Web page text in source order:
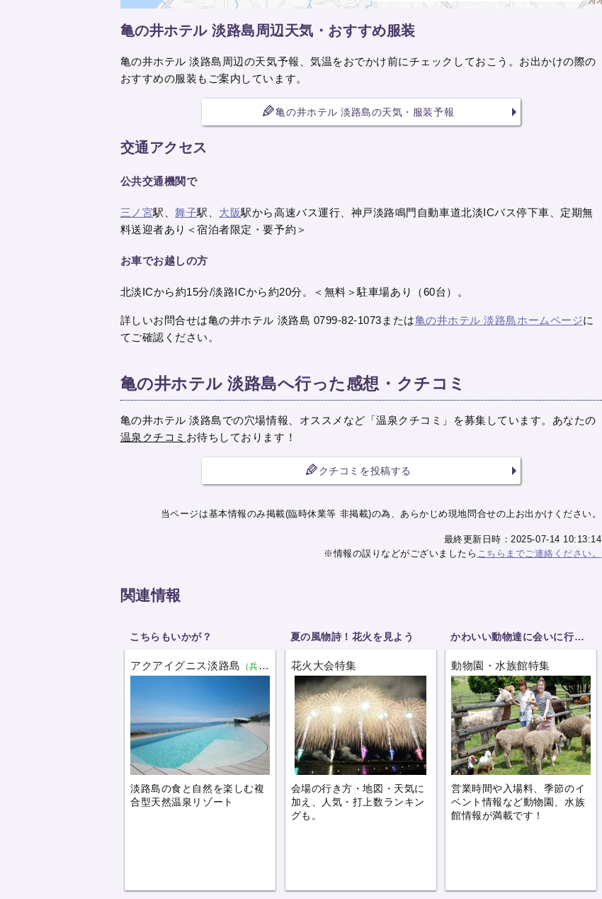
亀の井ホテル 淡路島周辺天気・おすすめ服装
亀の井ホテル 淡路島周辺の天気予報、気温をおでかけ前にチェックしておこう。お出かけの際の
おすすめの服装もご案内しています。
亀の井ホテル 淡路島の天気・服装予報
交通アクセス
公共交通機関で
三ノ宮駅、舞子駅、 大阪駅から高速バス運行、神戸淡路鳴門自動車道北淡ICバス停下車、定期無
料送迎者あり＜宿泊者限定・要予約＞
お車でお越しの方
北淡ICから約15分/淡路ICから約20分。＜無料＞駐車場あり（60台）。
詳しいお問合せは亀の井ホテル 淡路島 0799-82-1073または亀の井ホテル 淡路島ホームページに
てご確認ください。
亀の井ホテル 淡路島へ行った感想・クチコミ
亀の井ホテル 淡路島での穴場情報、オススメなど「温泉クチコミ」を募集しています。あなたの
温泉クチコミ お待ちしております！
クチコミを投稿する
当ページは基本情報のみ掲載(臨時休業等 非掲載)の為、あらかじめ現地問合せの上お出かけください。
最終更新日時：2025-07-14 10:13:14
※情報の誤りなどがございましたら こちらまでご連絡ください。
関連情報
こちらもいかが？
アクアイグニス淡路島 （兵庫）
淡路島の食と自然を楽しむ複
合型天然温泉リゾート
夏の風物詩！花火を見よう
花火大会特集
会場の行き方・地図・天気に
加え、人気・打上数ランキン
グも。
かわいい動物達に会いに行こう
動物園・水族館特集
営業時間や入場料、季節のイ
ベント情報など動物園、水族
館情報が満載です！